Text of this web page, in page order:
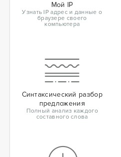
Мой IP
Узнать IP адрес и данные о
браузере своего
компьютера
Синтаксический разбор
предложения
Полный анализ каждого
составного слова